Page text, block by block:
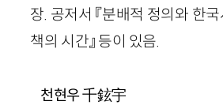
장. 공저서 『분배적 정의와 한국
책의 시간』 등이 있음.
천현우千鉉宇